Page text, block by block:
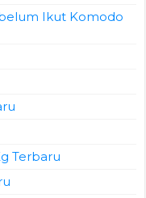
Ikut Komodo
Terbaru